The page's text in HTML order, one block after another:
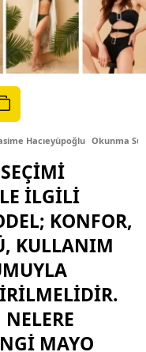
Hacıeyüpoğlu Okunma
ILGILI
KONFOR,
KULLANIM
MAYO